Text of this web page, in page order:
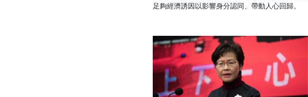
足夠經濟誘因以影響身分認同、帶動人心回歸。